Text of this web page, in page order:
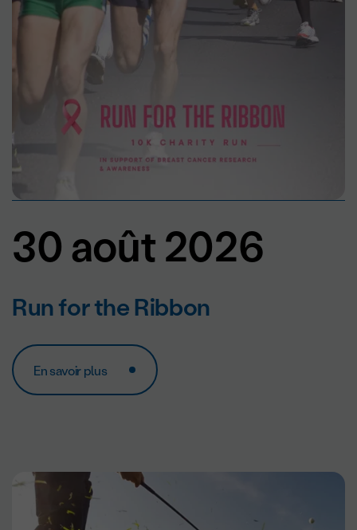
30 août 2026
Run for the Ribbon
En savoir plus